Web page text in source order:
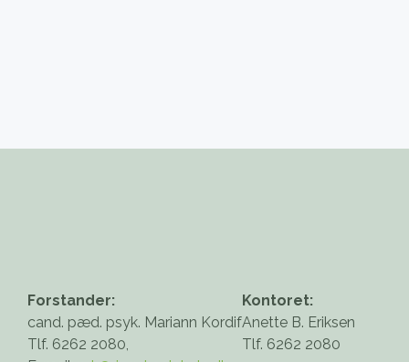
Forstander:
cand. pæd. psyk. Mariann Kordif
Tlf. 6262 2080,
Kontoret:
Anette B. Eriksen
Tlf. 6262 2080